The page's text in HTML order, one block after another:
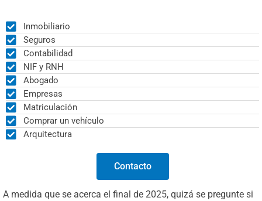
A medida que se acerca el final de 2025, quizá se pregunte si
Inmobiliario
Seguros
Contabilidad
NIF y RNH
Abogado
Empresas
Matriculación
Comprar un vehículo
Arquitectura
Contacto